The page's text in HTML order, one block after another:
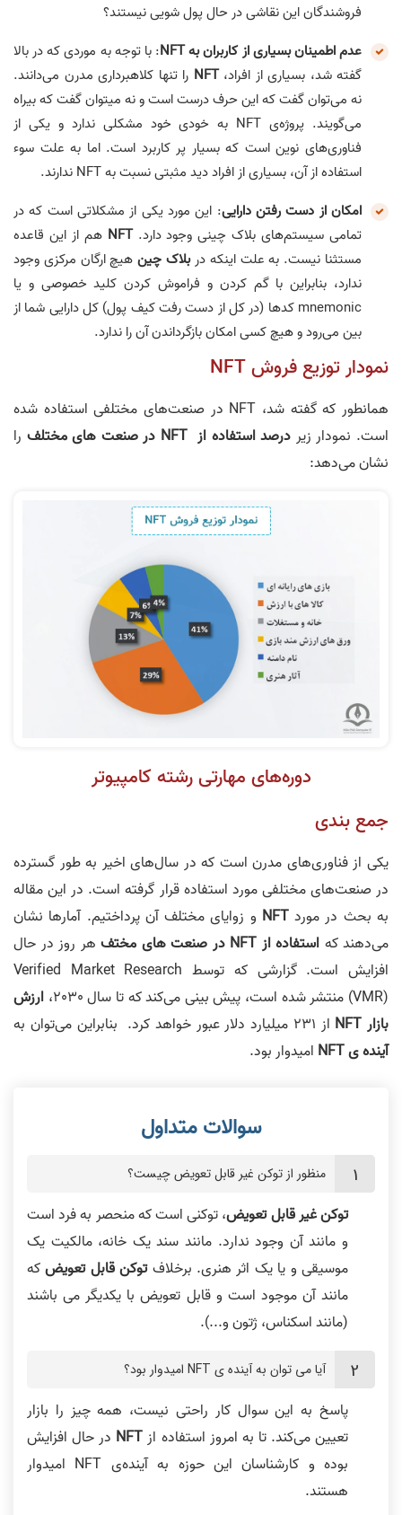
فروشندگان این نقاشی در حال پول شویی نیستند؟
عدم اطمینان بسیاری از کاربران به NFT
: با توجه به موردی که در بالا
گفته شد، بسیاری از افراد،NFT را تنها کلاهبرداری مدرن می‌دانند.
نه می‌توان گفت که این حرف درست است و نه میتوان گفت که بیراه
می‌گویند. پروژه‌ی NFT به خودی خود مشکلی ندارد و یکی از
فناوری‌های نوین است که بسیار پر کاربرد است. اما به علت سوء
استفاده از آن، بسیاری از افراد دید مثبتی نسبت به NFT ندارند.
امکان از دست رفتن دارایی: این مورد یکی از مشکلاتی است که در
تمامی سیستم‌های بلاک چینی وجود دارد.NFT هم از این قاعده
مستثنا نیست. به علت اینکه دربلاک چینهیچ ارگان مرکزی وجود
ندارد، بنابراین با گم کردن و فراموش کردن کلید خصوصی و یا
mnemonic کد‌ها (در کل از دست رفت کیف پول) کل دارایی شما از
بین می‌رود و هیچ کسی امکان بازگرداندن آن را ندارد.
نمودار توزیع فروش NFT
همانطور که گفته شد، NFT در صنعت‌های مختلفی استفاده شده
است. نمودار زیر درصد استفاده از NFT در صنعت های مختلف
را
نشان می‌دهد:
دوره‌های مهارتی رشته کامپیوتر
جمع بندی
یکی از فناوری‌های مدرن است که در سال‌های اخیر به طور گسترده
در صنعت‌های مختلفی مورد استفاده قرار گرفته است. در این مقاله
به بحث در موردNFT و زوایای مختلف آن پرداختیم. آمارها نشان
می‌دهند که استفاده از NFT در صنعت های مختف
هر روز در حال
افزایش است. گزارشی که توسط Verified Market Research
(VMR) منتشر شده است، پیش بینی می‌کند که تا سال 2030،
ارزش
بازار NFT
از 231 میلیارد دلار عبور خواهد کرد. بنابراین می‌توان به
آینده ی NFT
امیدوار بود.
منظور از توکن غیر قابل تعویض چیست؟
توکن غیر قابل تعویض، توکنی است که منحصر به فرد است
و مانند آن وجود ندارد. مانند سند یک خانه، مالکیت یک
موسیقی و یا یک اثر هنری. برخلافتوکن قابل تعویضکه
مانند آن موجود است و قابل تعویض با یکدیگر می باشند
(مانند اسکناس، ژتون و...).
آیا می توان به آینده ی NFT امیدوار بود؟
پاسخ به این سوال کار راحتی نیست، همه چیز را بازار
تعیین می‌کند. تا به امروز استفاده از NFT در حال افزایش
بوده و کارشناسان این حوزه به آینده‌ی NFT امیدوار
هستند.